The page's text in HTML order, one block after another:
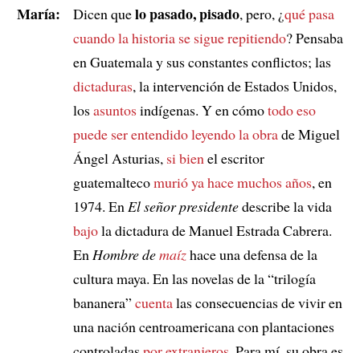
María: Dicen quelo pasado, pisado, pero, ¿qué pasa
cuando la historia se sigue repitiendo? Pensaba
en Guatemala y sus constantes conflictos; las
dictaduras, la intervención de Estados Unidos,
losasuntosindígenas. Y en cómotodo eso
puede ser entendidoleyendo la obrade Miguel
Ángel Asturias, si bien el escritor
guatemaltecomurió ya hace muchos años, en
1974. En El señor presidentedescribe la vida
bajola dictadura de Manuel Estrada Cabrera.
En Hombre demaízhace una defensa de la
cultura maya. En las novelas de la “trilogía
bananera” cuentalas consecuencias de vivir en
una nación centroamericana con plantaciones